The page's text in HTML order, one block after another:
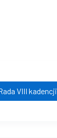
VIII kadencji